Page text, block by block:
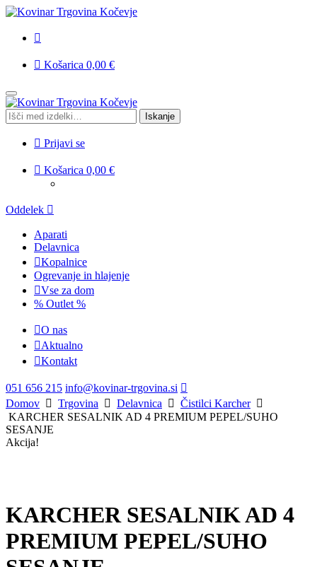
Košarica 0,00 €
Skip
to
navigation
Skip
to
content
Išči: Iskanje
Prijavi se
Košarica 0,00 €
Oddelek
Aparati
Delavnica
Kopalnice
Ogrevanje in hlajenje
Vse za dom
% Outlet %
O nas
Aktualno
Kontakt
051 656 215 info@kovinar-trgovina.si
Domov
Trgovina Delavnica
Čistilci Karcher
KARCHER SESALNIK AD 4 PREMIUM PEPEL/SUHO
SESANJE
Akcija!
KARCHER SESALNIK AD 4
PREMIUM PEPEL/SUHO